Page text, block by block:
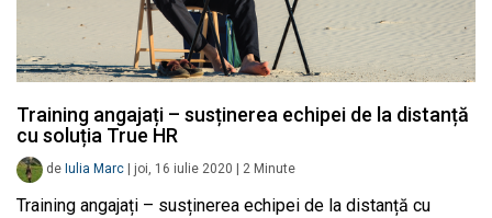
Training angajați – susținerea echipei de la distanță
cu soluția True HR
de Iulia Marc joi, 16 iulie 2020 2 Minute
Training angajați – susținerea echipei de la distanță cu